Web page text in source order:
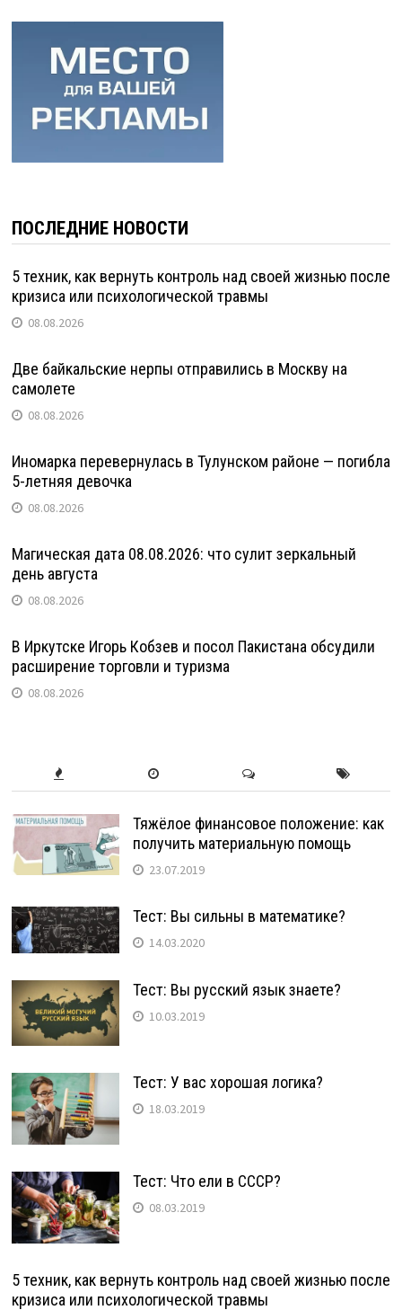
ПОСЛЕДНИЕ НОВОСТИ
5 техник, как вернуть контроль над своей жизнью после
кризиса или психологической травмы
08.08.2026
Две байкальские нерпы отправились в Москву на
самолете
08.08.2026
Иномарка перевернулась в Тулунском районе — погибла
5-летняя девочка
08.08.2026
Магическая дата 08.08.2026: что сулит зеркальный
день августа
08.08.2026
В Иркутске Игорь Кобзев и посол Пакистана обсудили
расширение торговли и туризма
08.08.2026
Тяжёлое финансовое положение: как
получить материальную помощь
23.07.2019
Тест: Вы сильны в математике?
14.03.2020
Тест: Вы русский язык знаете?
10.03.2019
Тест: У вас хорошая логика?
18.03.2019
Тест: Что ели в СССР?
08.03.2019
5 техник, как вернуть контроль над своей жизнью после
кризиса или психологической травмы